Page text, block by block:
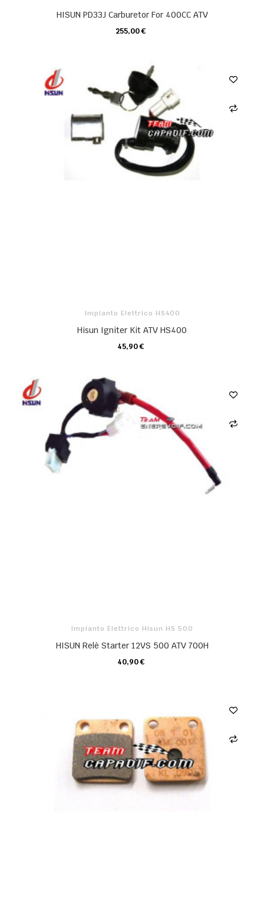
HISUN PD33J Carburetor For 400CC ATV
255,00 €
CARRELLO
Impianto Elettrico HS400
Hisun Igniter Kit ATV HS400
45,90 €
CARRELLO
Impianto Elettrico Hisun HS 500
HISUN Relè Starter 12VS 500 ATV 700H
40,90 €
CARRELLO